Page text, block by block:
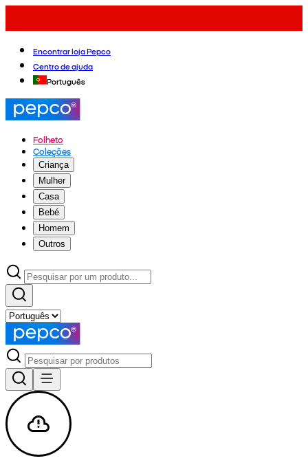
Encontrar loja Pepco
Centro de ajuda
Português
Folheto
Coleções
Criança
Mulher
Casa
Bebé
Homem
Outros